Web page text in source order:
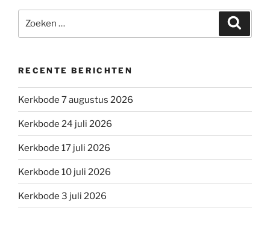
naar:
RECENTE BERICHTEN
Kerkbode 7 augustus 2026
Kerkbode 24 juli 2026
Kerkbode 17 juli 2026
Kerkbode 10 juli 2026
Kerkbode 3 juli 2026